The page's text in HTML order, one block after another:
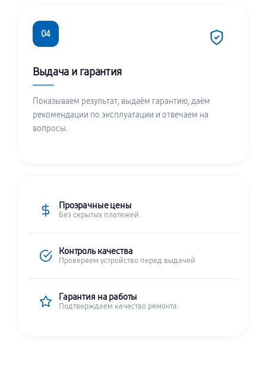
04
Выдача и гарантия
Показываем результат, выдаём гарантию, даём
рекомендации по эксплуатации и отвечаем на
вопросы.
Прозрачные цены
Без скрытых платежей
Контроль качества
Проверяем устройство перед выдачей
Гарантия на работы
Подтверждаем качество ремонта